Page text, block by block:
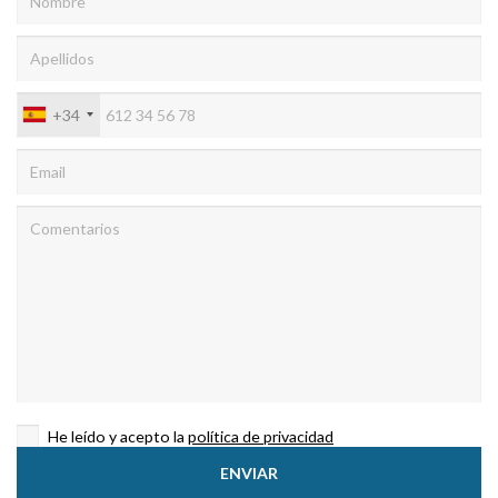
+34
He leído y acepto la política de privacidad
de navegación en el sitio web y mostrar publicidad
relacionada con el perfil de navegación del usuario.